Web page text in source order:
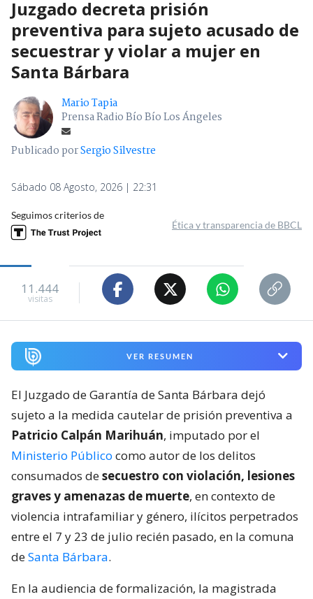
Juzgado decreta prisión
preventiva para sujeto acusado de
secuestrar y violar a mujer en
Santa Bárbara
Mario Tapia
Prensa Radio Bío Bío Los Ángeles
Publicado porSergio Silvestre
Sábado 08 Agosto, 2026 | 22:31
Seguimos criterios de
Ética y transparencia de BBCL
11.444
visitas
VER RESUMEN
El Juzgado de Garantía de Santa Bárbara dejó
sujeto a la medida cautelar de prisión preventiva a
Patricio Calpán Marihuán, imputado por el
Ministerio Público como autor de los delitos
consumados desecuestro con violación, lesiones
graves y amenazas de muerte, en contexto de
violencia intrafamiliar y género, ilícitos perpetrados
entre el 7 y 23 de julio recién pasado, en la comuna
deSanta Bárbara.
En la audiencia de formalización, la magistrada